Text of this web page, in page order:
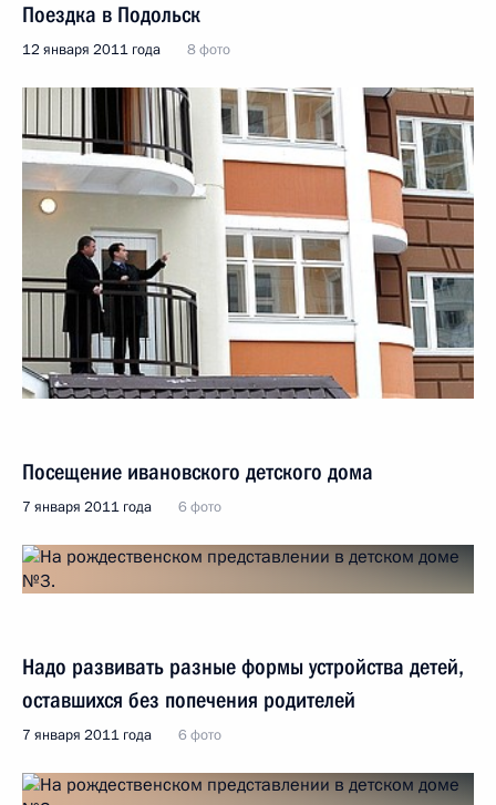
Поездка в Подольск
12 января 2011 года 8 фото
Посещение ивановского детского дома
7 января 2011 года 6 фото
Надо развивать разные формы устройства детей,
оставшихся без попечения родителей
7 января 2011 года 6 фото